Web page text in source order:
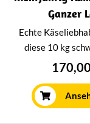
Ganzer
Echte
diese 10 kg
sicher zu
Jahre in unserem
verbracht, was